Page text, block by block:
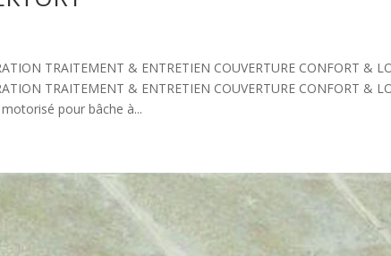
TRAITEMENT & ENTRETIEN COUVERTURE CONFORT &
TRAITEMENT & ENTRETIEN COUVERTURE CONFORT &
pour bâche à...